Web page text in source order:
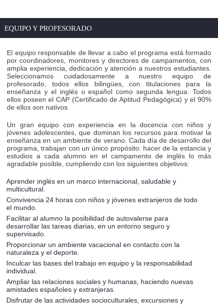
EQUIPO Y PROFESORADO
El equipo responsable de llevar a cabo el programa está formado
por coordinadores, monitores y directores de campamentos, con
amplia experiencia, dedicación y atención a nuestros estudiantes.
Seleccionamos cuidadosamente a nuestro equipo de
profesorado, todos ellos bilingües, con titulaciones para la
enseñanza y el inglés o español como segunda lengua. Todos
ellos poseen el CAP (Certificado de Aptitud Pedagógica) y el 90%
de ellos son nativos.
Un gran equipo con experiencia en la docencia con niños y
jóvenes adolescentes, que dominan los recursos para motivar la
enseñanza en un ambiente de verano. Cada día de desarrollo del
programa, trabajan con un único propósito: hacer de la estancia y
estudios a cada alumno en el campamento de inglés lo más
agradable posible, cumpliendo con los siguientes objetivos:
Aprender inglés en un marco internacional, saludable y
multicultural.
Convivencia 24 horas con niños y jóvenes extranjeros de todo
el mundo.
Facilitar al alumno la posibilidad de autovalerse para
desarrollar las tareas diarias, en un entorno seguro y
supervisado.
Proporcionar un ambiente vacacional en contacto con la
naturaleza y el deporte.
Inculcar las bases del trabajo en equipo y la responsabilidad
individual.
Ampliar las relaciones sociales y humanas, haciendo nuevas
amistades españoles y extranjeras.
Disfrutar de las actividades socioculturales, excursiones y